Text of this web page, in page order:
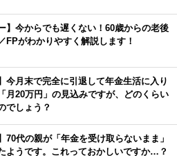
】今からでも遅くない！60歳からの老後
FPがわかりやすく解説します！
今月末で完全に引退して年金生活に入り
月20万円」の見込みですが、どのくらい
でしょう？
70代の親が「年金を受け取らないまま」
ようです。これっておかしいですか…？